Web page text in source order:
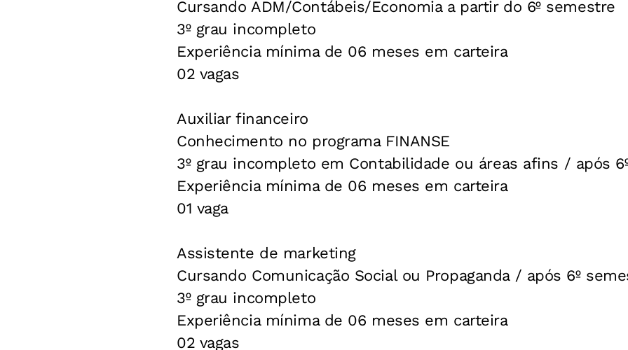
Cursando ADM/Contábeis/Economia a partir do 6º semestre
3º grau incompleto
Experiência mínima de 06 meses em carteira
02 vagas
Auxiliar financeiro
Conhecimento no programa FINANSE
3º grau incompleto em Contabilidade ou áreas afins / após
Experiência mínima de 06 meses em carteira
01 vaga
Assistente de marketing
Cursando Comunicação Social ou Propaganda / após 6º
3º grau incompleto
Experiência mínima de 06 meses em carteira
02 vagas